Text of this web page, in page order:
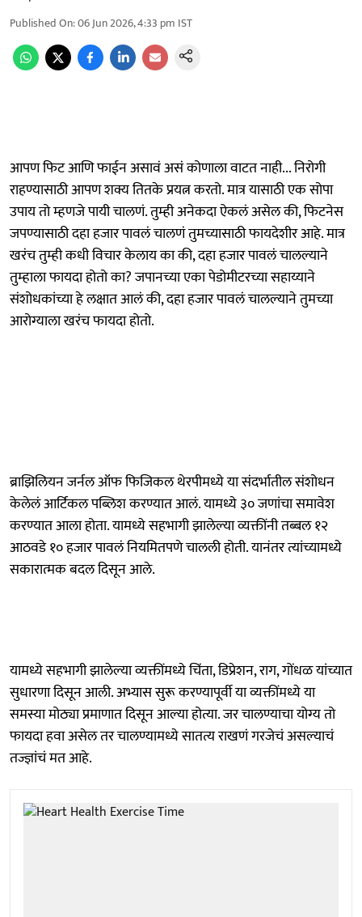
Published On:06 Jun 2026, 4:33 pm IST
आपण फिट आणि फाईन असावं असं कोणाला वाटत नाही... निरोगी
राहण्यासाठी आपण शक्य तितके प्रयत्न करतो. मात्र यासाठी एक सोपा
उपाय तो म्हणजे पायी चालणं. तुम्ही अनेकदा ऐकलं असेल की, फिटनेस
जपण्यासाठी दहा हजार पावलं चालणं तुमच्यासाठी फायदेशीर आहे. मात्र
खरंच तुम्ही कधी विचार केलाय का की, दहा हजार पावलं चालल्याने
तुम्हाला फायदा होतो का? जपानच्या एका पेडोमीटरच्या सहाय्याने
संशोधकांच्या हे लक्षात आलं की, दहा हजार पावलं चालल्याने तुमच्या
आरोग्याला खरंच फायदा होतो.
ब्राझिलियन जर्नल ऑफ फिजिकल थेरपीमध्ये या संदर्भातील संशोधन
केलेलं आर्टिकल पब्लिश करण्यात आलं. यामध्ये ३० जणांचा समावेश
करण्यात आला होता. यामध्ये सहभागी झालेल्या व्यक्तींनी तब्बल १२
आठवडे १० हजार पावलं नियमितपणे चालली होती. यानंतर त्यांच्यामध्ये
सकारात्मक बदल दिसून आले.
यामध्ये सहभागी झालेल्या व्यक्तींमध्ये चिंता, डिप्रेशन, राग, गोंधळ यांच्यात
सुधारणा दिसून आली. अभ्यास सुरू करण्यापूर्वी या व्यक्तींमध्ये या
समस्या मोठ्या प्रमाणात दिसून आल्या होत्या. जर चालण्याचा योग्य तो
फायदा हवा असेल तर चालण्यामध्ये सातत्य राखणं गरजेचं असल्याचं
तज्ज्ञांचं मत आहे.